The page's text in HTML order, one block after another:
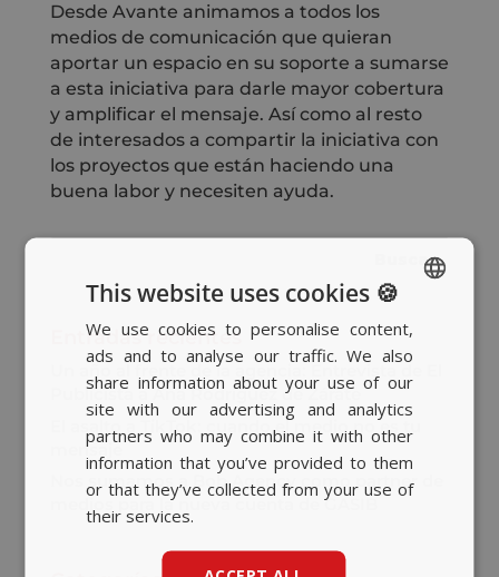
Desde Avante animamos a todos los
medios de comunicación que quieran
aportar un espacio en su soporte a sumarse
a esta iniciativa para darle mayor cobertura
y amplificar el mensaje. Así como al resto
de interesados a compartir la iniciativa con
los proyectos que están haciendo una
buena labor y necesiten ayuda.
Entradas recientes
Un año al frente de la agencia: Entrevista de El
Publicista a Ana Rodríguez de Zárate
El asalto a TikTok: cuando el medio no es tu
mensaje
Nos sumamos a Bob Agency como partner de
medios para la nueva cuenta de GASIB
SPANISH
BASQUE
CATALAN
ENGLISH
This website uses cookies 🍪
We use cookies to personalise content,
ads and to analyse our traffic. We also
share information about your use of our
site with our advertising and analytics
partners who may combine it with other
information that you’ve provided to them
or that they’ve collected from your use of
their services.